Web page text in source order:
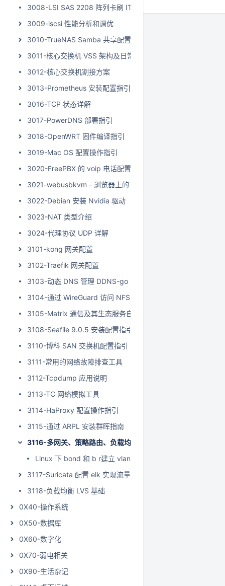
3008-LSI SAS 2208 阵列卡刷 IT 模式
3009-iscsi 性能分析和调优
3010-TrueNAS Samba 共享配置指引
3011-核心交换机 VSS 架构及日常维护指引
3012-核心交换机割接方案
3013-Prometheus 安装配置指引
3016-TCP 状态详解
3017-PowerDNS 部署指引
3018-OpenWRT 固件编译指引
3019-Mac OS 配置操作指引
3020-FreePBX 的 voip 电话配置
3021-webusbkvm - 浏览器上的 USB KVM (键盘 视频 鼠标)
3022-Debian 安装 Nvidia 驱动
3023-NAT 类型介绍
3024-代理协议 UDP 详解
3101-kong 网关配置
3102-Traefik 网关配置
3103-动态 DNS 管理 DDNS-go
3104-通过 WireGuard 访问 NFS 共享文件
3105-Matrix 通信及其生态服务自建流程
3108-Seafile 9.0.5 安装配置指引
3110-博科 SAN 交换机配置指引
3111-常用的网络故障排查工具
3112-Tcpdump 应用说明
3113-TC 网络模拟工具
3114-HaProxy 配置操作指引
3115-通过 ARPL 安装群晖指南
3116-多网关、策略路由、负载均衡的实际应用
Linux 下 bond 和 b r建立 vlan 的方法
3117-Suricata 配置 elk 实现流量分析
3118-负载均衡 LVS 基础
0X40-操作系统
0X50-数据库
0X60-数字化
0X70-弱电相关
0X90-生活杂记